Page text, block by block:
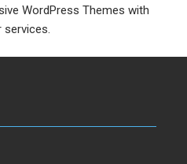
WordPress Themes with
services.